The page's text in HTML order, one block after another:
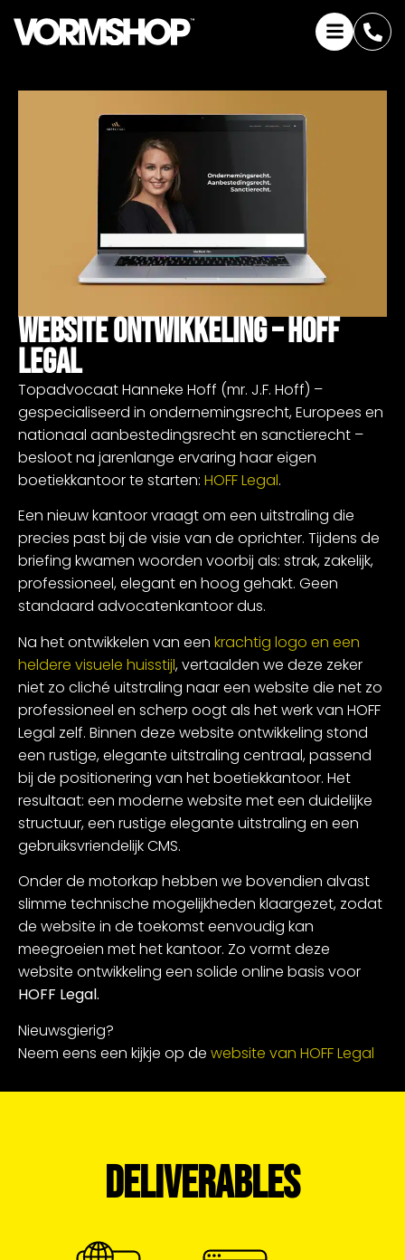
Website Ontwikkeling – HOFF
Legal
Topadvocaat Hanneke Hoff (mr. J.F. Hoff) –
gespecialiseerd in ondernemingsrecht, Europees en
nationaal aanbestedingsrecht en sanctierecht –
besloot na jarenlange ervaring haar eigen
boetiekkantoor te starten: HOFF Legal.
Een nieuw kantoor vraagt om een uitstraling die
precies past bij de visie van de oprichter. Tijdens de
briefing kwamen woorden voorbij als: strak, zakelijk,
professioneel, elegant en hoog gehakt. Geen
standaard advocatenkantoor dus.
Na het ontwikkelen van een krachtig logo en een
heldere visuele huisstijl, vertaalden we deze zeker
niet zo cliché uitstraling naar een website die net zo
professioneel en scherp oogt als het werk van HOFF
Legal zelf. Binnen deze website ontwikkeling stond
een rustige, elegante uitstraling centraal, passend
bij de positionering van het boetiekkantoor. Het
resultaat: een moderne website met een duidelijke
structuur, een rustige elegante uitstraling en een
gebruiksvriendelijk CMS.
Onder de motorkap hebben we bovendien alvast
slimme technische mogelijkheden klaargezet, zodat
de website in de toekomst eenvoudig kan
meegroeien met het kantoor. Zo vormt deze
website ontwikkeling een solide online basis voor
HOFF Legal.
Nieuwsgierig?
Neem eens een kijkje op de website van HOFF Legal
DELIVERABLES